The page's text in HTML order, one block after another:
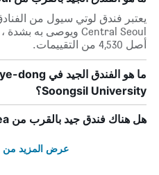
يعتبر فندق لوتي سيول من
أصل 4,530 من التقييمات.
Soongsil University؟
هل هناك فندق جيد بالقرب من Hongdae Area؟
عرض المزيد من